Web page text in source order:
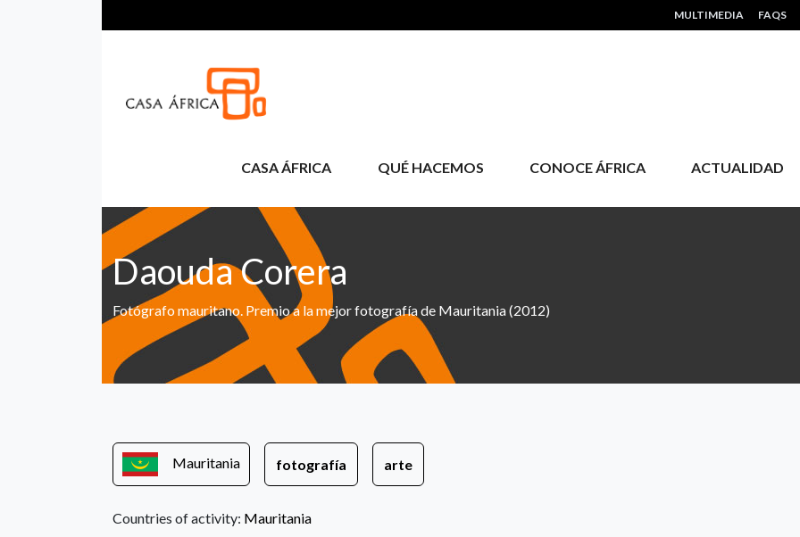
HEADER MENU
MULTIMEDIA FAQS
CASA ÁFRICA QUÉ HACEMOS CONOCE ÁFRICA ACTUALIDAD
Daouda Corera
Fotógrafo mauritano. Premio a la mejor fotografía de Mauritania (2012)
Mauritania fotografía arte
Countries of activity: Mauritania